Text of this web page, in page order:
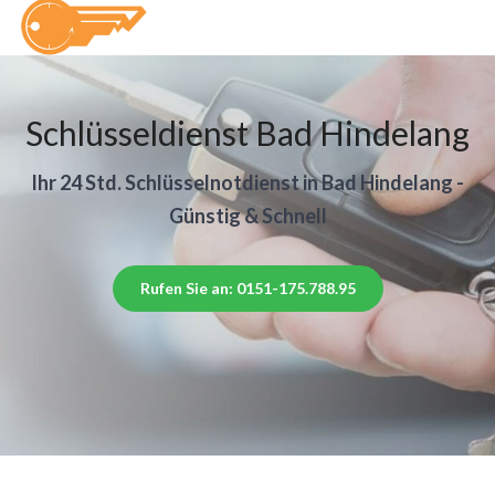
Schlüsseldienst Bad Hindelang
Ihr 24 Std. Schlüsselnotdienst in Bad Hindelang -
Günstig & Schnell
Rufen Sie an: 0151-175.788.95